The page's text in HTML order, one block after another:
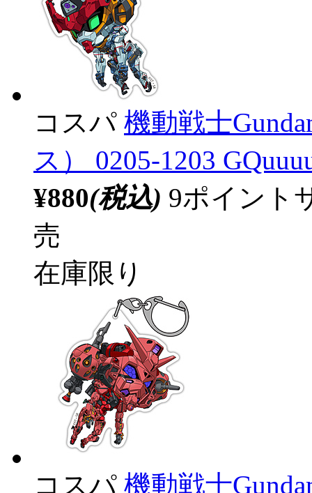
コスパ 機動戦士
ス） 0205-1203
¥880(税込) 9ポイント
売
在庫限り
コスパ 機動戦士